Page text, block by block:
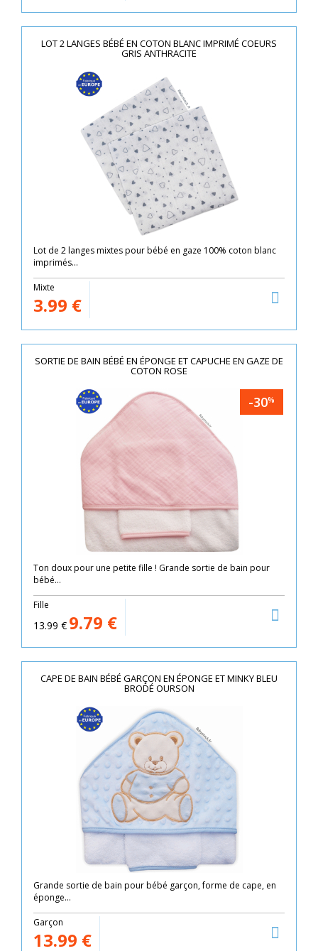
LOT 2 LANGES BÉBÉ EN COTON BLANC IMPRIMÉ COEURS
GRIS ANTHRACITE
Lot de 2 langes mixtes pour bébé en gaze 100% coton blanc
imprimés...
Mixte
3.99 €
SORTIE DE BAIN BÉBÉ EN ÉPONGE ET CAPUCHE EN GAZE DE
COTON ROSE
-30%
Ton doux pour une petite fille ! Grande sortie de bain pour
bébé...
Fille
13.99 € 9.79 €
CAPE DE BAIN BÉBÉ GARÇON EN ÉPONGE ET MINKY BLEU
BRODÉ OURSON
Grande sortie de bain pour bébé garçon, forme de cape, en
éponge...
Garçon
13.99 €